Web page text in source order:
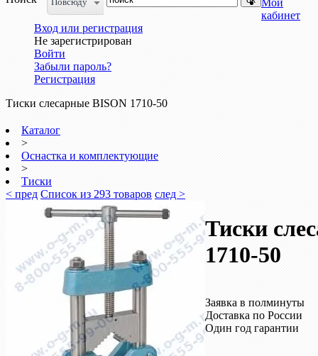
Мой
кабинет
Вход или регистрация
Не зарегистрирован
Войти
Забыли пароль?
Регистрация
Тиски слесарные BISON 1710-50
Каталог
>
Оснастка и комплектующие
>
Тиски
< пред Список из 293 товаров след >
Тиски
1710-50
Заявка в полминуты
Доставка по России
Один год гарантии